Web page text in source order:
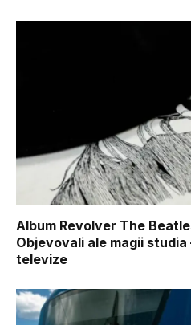
Album Revolver The
Objevovali ale magii
televize